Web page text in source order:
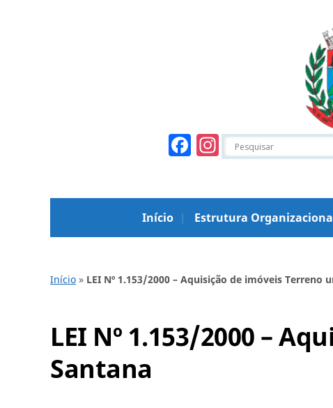
Facebook
Instagram
Início Estrutura
Início » LEI Nº 1.153/2000 – Aquisição de imóveis Terreno
LEI Nº 1.153/2000 –
Santana